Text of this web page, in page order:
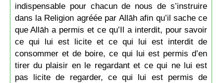
indispensable pour chacun de nous de s’instruire
dans la Religion agréée par Allāh afin qu’il sache ce
que Allāh a permis et ce qu’Il a interdit, pour savoir
ce qui lui est licite et ce qui lui est interdit de
consommer et de boire, ce qui lui est permis d’en
tirer du plaisir en le regardant et ce qui ne lui est
pas licite de regarder, ce qui lui est permis de